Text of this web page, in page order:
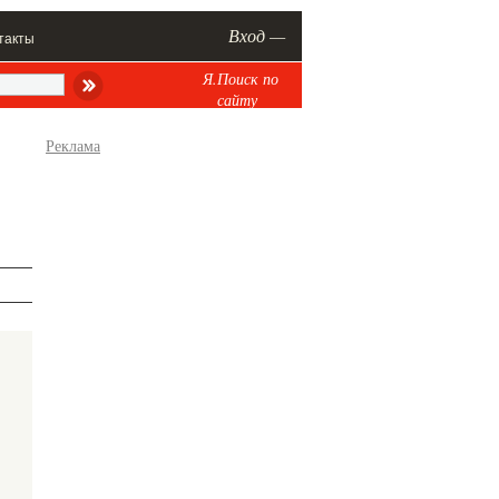
Вход —
Я.Поиск по
сайту
Реклама